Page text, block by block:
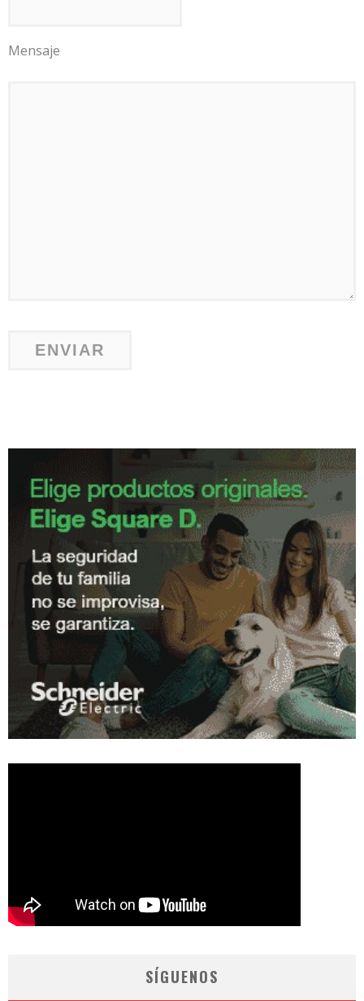
Mensaje
SÍGUENOS